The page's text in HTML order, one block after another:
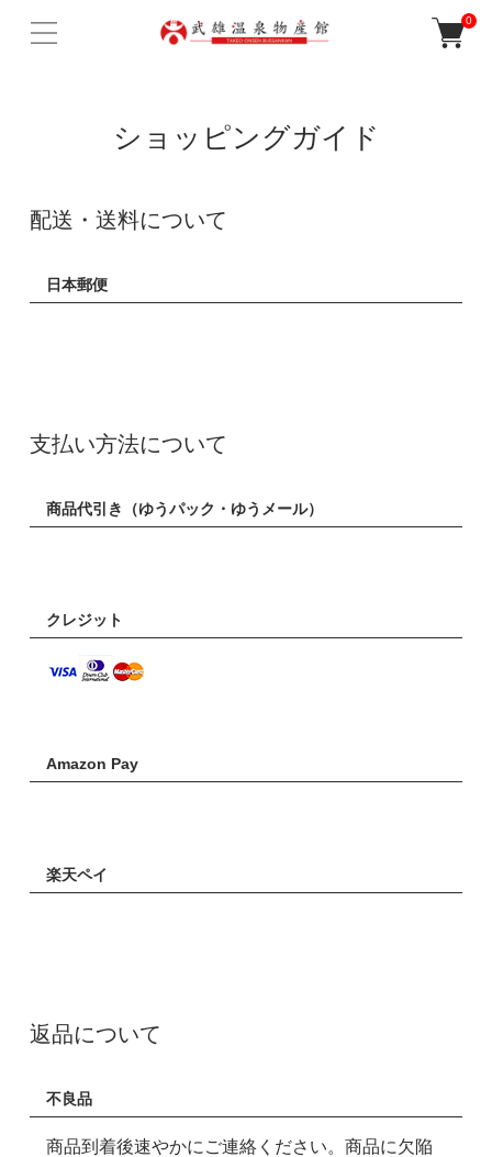
0
ショッピングガイド
配送・送料について
日本郵便
支払い方法について
商品代引き（ゆうパック・ゆうメール）
クレジット
Amazon Pay
楽天ペイ
返品について
不良品
商品到着後速やかにご連絡ください。商品に欠陥